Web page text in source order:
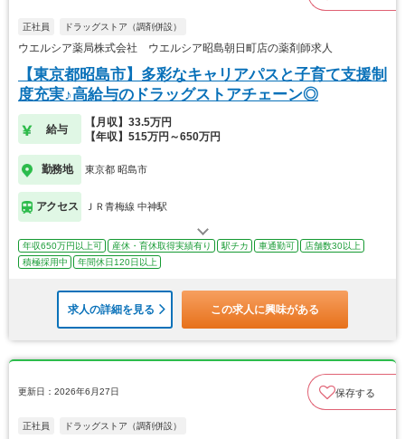
正社員 ドラッグストア（調剤併設）
ウエルシア薬局株式会社 ウエルシア昭島朝日町店の薬剤師求人
【東京都昭島市】多彩なキャリアパスと子育て支援制
度充実♪高給与のドラッグストアチェーン◎
給与
【月収】33.5万円
【年収】515万円～650万円
勤務地 東京都 昭島市
アクセス ＪＲ青梅線 中神駅
年収650万円以上可 産休・育休取得実績有り 駅チカ 車通勤可
店舗数30以上
積極採用中
年間休日120日以上
求人の詳細を見る この求人に興味がある
更新日：2026年6月27日 保存する
正社員 ドラッグストア（調剤併設）